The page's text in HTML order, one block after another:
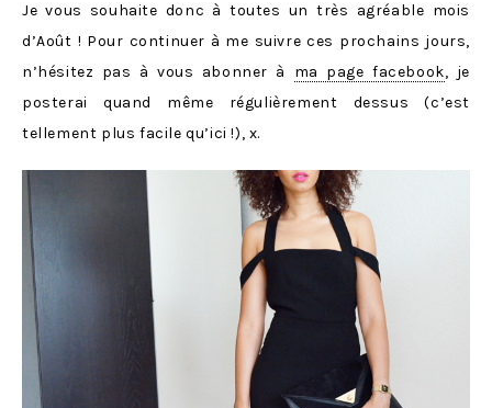
Je vous souhaite donc à toutes un très agréable mois
d’Août ! Pour continuer à me suivre ces prochains jours,
n’hésitez pas à vous abonner à ma page facebook, je
posterai quand même régulièrement dessus (c’est
tellement plus facile qu’ici !), x.